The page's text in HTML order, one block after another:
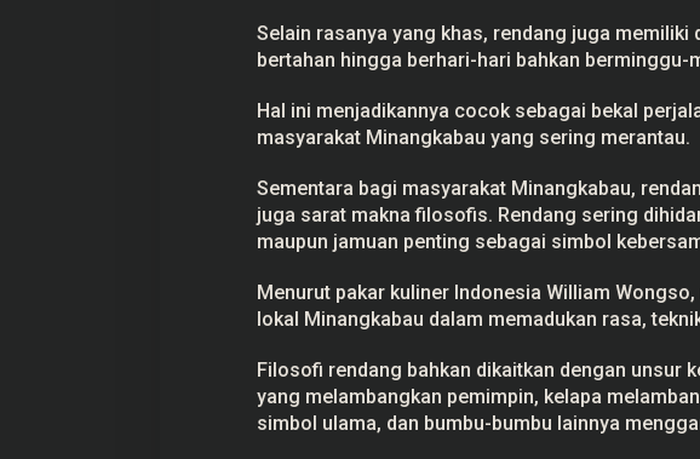
Selain rasanya yang khas, rendang juga memiliki
bertahan hingga berhari-hari bahkan berminggu-
Hal ini menjadikannya cocok sebagai bekal
masyarakat Minangkabau yang sering merantau.
Sementara bagi masyarakat Minangkabau,
juga sarat makna filosofis. Rendang sering
maupun jamuan penting sebagai simbol
Menurut pakar kuliner Indonesia William
lokal Minangkabau dalam memadukan rasa,
Filosofi rendang bahkan dikaitkan dengan unsur
yang melambangkan pemimpin, kelapa
simbol ulama, dan bumbu-bumbu lainnya